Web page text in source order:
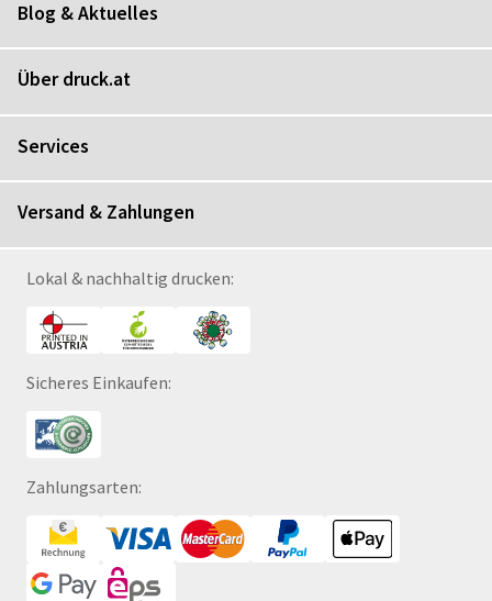
Blog & Aktuelles
Über druck.at
Services
Versand & Zahlungen
Lokal & nachhaltig drucken:
Sicheres Einkaufen:
Zahlungsarten: